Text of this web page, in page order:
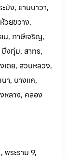
บัง, ยานนาวา,
ยขวาง,
น, ภาษีเจริญ,
งกุ่ม, สาทร,
เตย, สวนหลวง,
า, บางแค,
หลาง, คลอง
พระราม 9,